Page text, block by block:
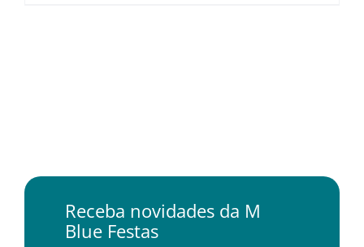
Receba novidades da M
Blue Festas